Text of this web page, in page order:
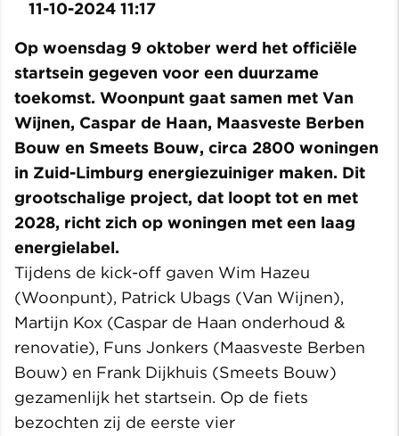
11-10-2024 11:17
Op woensdag 9 oktober werd het officiële
startsein gegeven voor een duurzame
toekomst. Woonpunt gaat samen met Van
Wijnen, Caspar de Haan, Maasveste Berben
Bouw en Smeets Bouw, circa 2800 woningen
in Zuid-Limburg energiezuiniger maken. Dit
grootschalige project, dat loopt tot en met
2028, richt zich op woningen met een laag
energielabel.
Tijdens de kick-off gaven Wim Hazeu
(Woonpunt), Patrick Ubags (Van Wijnen),
Martijn Kox (Caspar de Haan onderhoud &
renovatie), Funs Jonkers (Maasveste Berben
Bouw) en Frank Dijkhuis (Smeets Bouw)
gezamenlijk het startsein. Op de fiets
bezochten zij de eerste vier